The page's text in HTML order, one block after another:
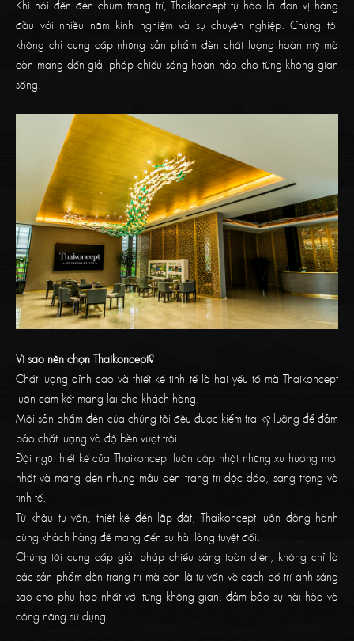
Khi nói đến đèn chùm trang trí, Thaikoncept tự hào là đơn vị hàng
đầu với nhiều năm kinh nghiệm và sự chuyên nghiệp. Chúng tôi
không chỉ cung cấp những sản phẩm đèn chất lượng hoàn mỹ mà
còn mang đến giải pháp chiếu sáng hoàn hảo cho từng không gian
sống.
Vì sao nên chọn Thaikoncept?
Chất lượng đỉnh cao và thiết kế tinh tế là hai yếu tố mà Thaikoncept
luôn cam kết mang lại cho khách hàng.
Mỗi sản phẩm đèn của chúng tôi đều được kiểm tra kỹ lưỡng để đảm
bảo chất lượng và độ bền vượt trội.
Đội ngũ thiết kế của Thaikoncept luôn cập nhật những xu hướng mới
nhất và mang đến những mẫu đèn trang trí độc đáo, sang trọng và
tinh tế.
Từ khâu tư vấn, thiết kế đến lắp đặt, Thaikoncept luôn đồng hành
cùng khách hàng để mang đến sự hài lòng tuyệt đối.
Chúng tôi cung cấp giải pháp chiếu sáng toàn diện, không chỉ là
các sản phẩm đèn trang trí mà còn là tư vấn về cách bố trí ánh sáng
sao cho phù hợp nhất với từng không gian, đảm bảo sự hài hòa và
công năng sử dụng.